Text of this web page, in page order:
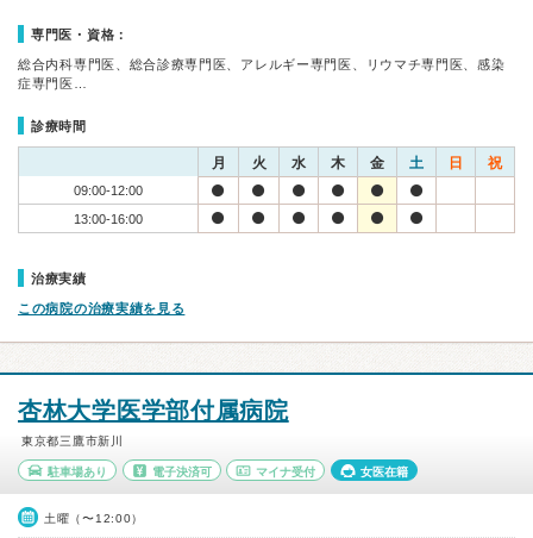
専門医・資格：
総合内科専門医、総合診療専門医、アレルギー専門医、リウマチ専門医、感染
症専門医…
診療時間
月 火 水 木 金 土 日 祝
09:00-12:00
13:00-16:00
治療実績
この病院の治療実績を見る
杏林大学医学部付属病院
東京都三鷹市新川
駐車場あり 電子決済可 マイナ受付 女医在籍
土曜（〜12:00）